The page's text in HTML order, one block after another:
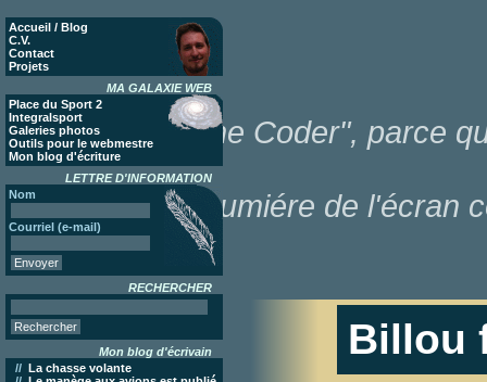
Accueil / Blog
C.V.
Contact
Projets
MA GALAXIE WEB
Place du Sport 2
Integralsport
Galeries photos
Outils pour le webmestre
Mon blog d'écriture
LETTRE D'INFORMATION
Nom
Courriel (e-mail)
RECHERCHER
Mon blog d'écrivain
// La chasse volante
"Poor Lonesome Coder", parce
dans la lumiére de l'écran
Billou